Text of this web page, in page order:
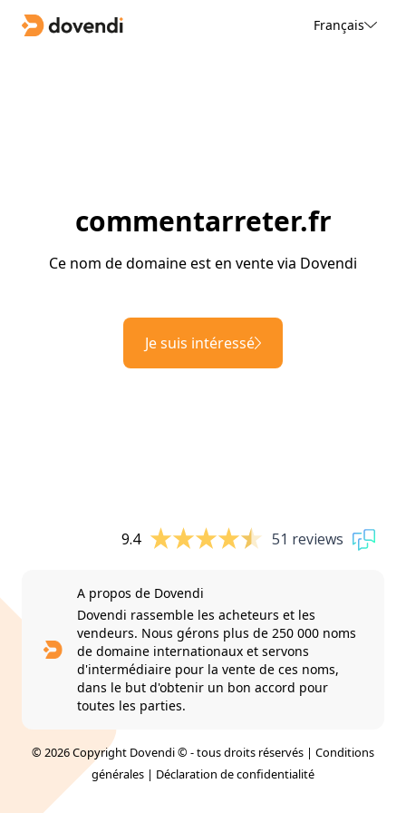
Français
commentarreter.fr
Ce nom de domaine est en vente via Dovendi
Je suis intéressé
9.4 51 reviews
A propos de Dovendi
Dovendi rassemble les acheteurs et les
vendeurs. Nous gérons plus de 250 000 noms
de domaine internationaux et servons
d'intermédiaire pour la vente de ces noms,
dans le but d'obtenir un bon accord pour
toutes les parties.
© 2026 Copyright Dovendi © - tous droits réservés | Conditions
générales | Déclaration de confidentialité